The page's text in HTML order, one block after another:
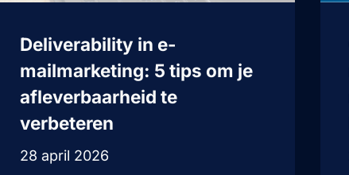
Deliverability in e-
mailmarketing: 5 tips om je
afleverbaarheid te
verbeteren
28 april 2026